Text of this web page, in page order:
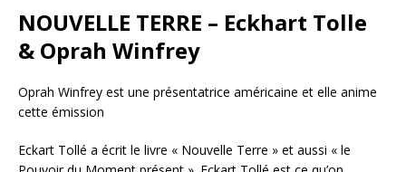
NOUVELLE TERRE – Eckhart Tolle
& Oprah Winfrey
Oprah Winfrey est une présentatrice américaine et elle anime
cette émission
Eckart Tollé a écrit le livre « Nouvelle Terre » et aussi « le